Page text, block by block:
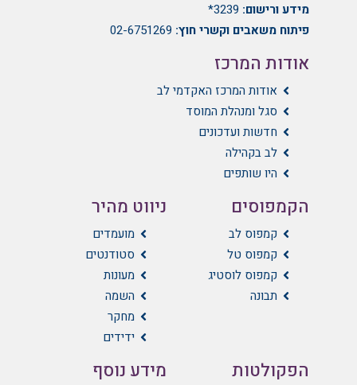
מידע ורישום: 3239*
פיתוח משאבים וקשרי חוץ: 02-6751269
אודות המרכז
אודות המרכז האקדמי לב
סגל ומנהלת המוסד
חדשות ועדכונים
לב בקהילה
היו שותפים
הקמפוסים
קמפוס לב
קמפוס טל
קמפוס לוסטיג
תבונה
הפקולטות
ניווט מהיר
מועמדים
סטודנטים
מעונות
השמה
מחקר
ידידים
מידע נוסף